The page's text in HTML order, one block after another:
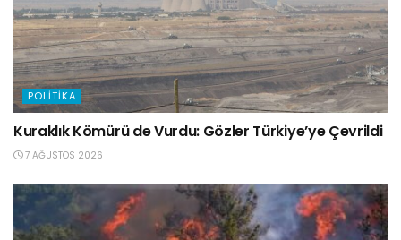
POLITIKA
Kuraklık Kömürü de Vurdu: Gözler Türkiye’ye Çevrildi
7 AĞUSTOS 2026